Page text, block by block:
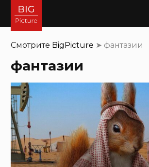
Смотрите BigPicture ➤ фантазии
фантазии